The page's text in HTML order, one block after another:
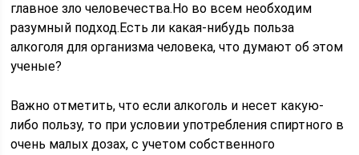
главное зло человечества.Но во всем необходим
разумный подход.Есть ли какая-нибудь польза
алкоголя для организма человека, что думают об этом
ученые?
Важно отметить, что если алкоголь и несет какую-
либо пользу, то при условии употребления спиртного в
очень малых дозах, с учетом собственного